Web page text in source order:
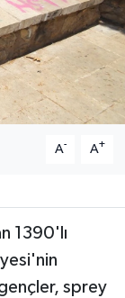
A- A+
1390'lı
sprey